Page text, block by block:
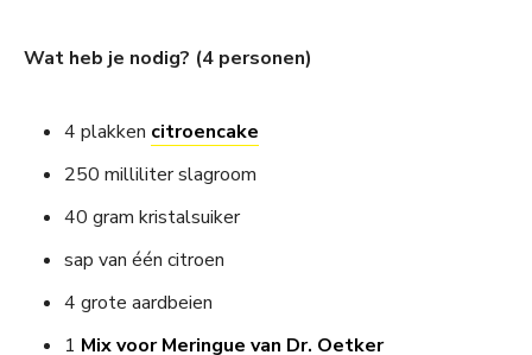
Wat heb je nodig? (4 personen)
4 plakken citroencake
250 milliliter slagroom
40 gram kristalsuiker
sap van één citroen
4 grote aardbeien
1 Mix voor Meringue van Dr. Oetker